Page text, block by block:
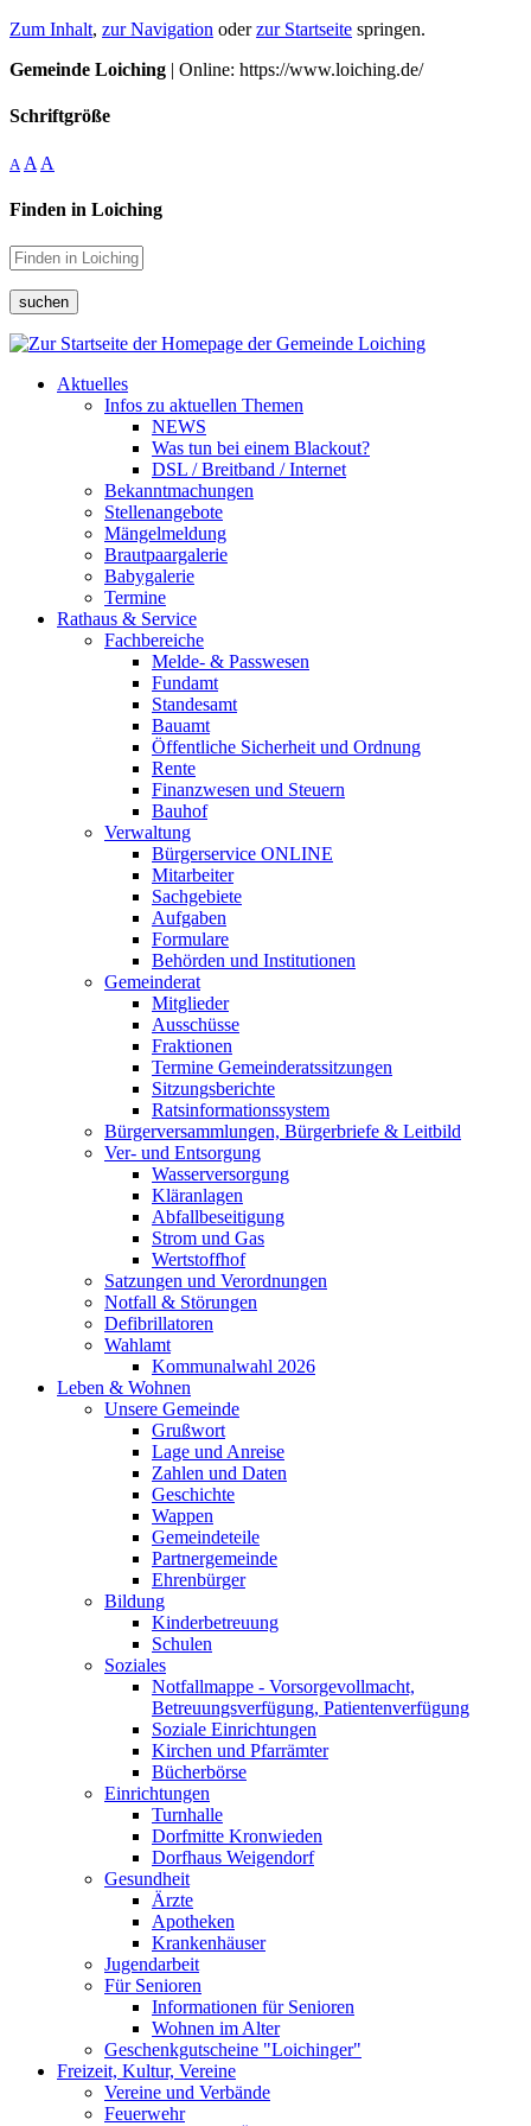
Zum Inhalt, zur Navigation oderzur Startseite springen.
Gemeinde Loiching | Online: https://www.loiching.de/
Schriftgröße
A A A
Finden in Loiching
suchen
Aktuelles
Infos zu aktuellen Themen
NEWS
Was tun bei einem Blackout?
DSL / Breitband / Internet
Bekanntmachungen
Stellenangebote
Mängelmeldung
Brautpaargalerie
Babygalerie
Termine
Rathaus & Service
Fachbereiche
Melde- & Passwesen
Fundamt
Standesamt
Bauamt
Öffentliche Sicherheit und Ordnung
Rente
Finanzwesen und Steuern
Bauhof
Verwaltung
Bürgerservice ONLINE
Mitarbeiter
Sachgebiete
Aufgaben
Formulare
Behörden und Institutionen
Gemeinderat
Mitglieder
Ausschüsse
Fraktionen
Termine Gemeinderatssitzungen
Sitzungsberichte
Ratsinformationssystem
Bürgerversammlungen, Bürgerbriefe & Leitbild
Ver- und Entsorgung
Wasserversorgung
Kläranlagen
Abfallbeseitigung
Strom und Gas
Wertstoffhof
Satzungen und Verordnungen
Notfall & Störungen
Defibrillatoren
Wahlamt
Kommunalwahl 2026
Leben & Wohnen
Unsere Gemeinde
Grußwort
Lage und Anreise
Zahlen und Daten
Geschichte
Wappen
Gemeindeteile
Partnergemeinde
Ehrenbürger
Bildung
Kinderbetreuung
Schulen
Soziales
Notfallmappe - Vorsorgevollmacht,
Betreuungsverfügung, Patientenverfügung
Soziale Einrichtungen
Kirchen und Pfarrämter
Bücherbörse
Einrichtungen
Turnhalle
Dorfmitte Kronwieden
Dorfhaus Weigendorf
Gesundheit
Ärzte
Apotheken
Krankenhäuser
Jugendarbeit
Für Senioren
Informationen für Senioren
Wohnen im Alter
Geschenkgutscheine "Loichinger"
Freizeit, Kultur, Vereine
Vereine und Verbände
Feuerwehr